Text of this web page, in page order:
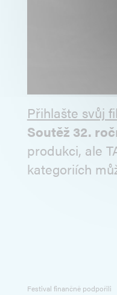
Přihlašte svůj
Soutěž 32.
produkci, ale
kategoriích
Festival finančně podpořili